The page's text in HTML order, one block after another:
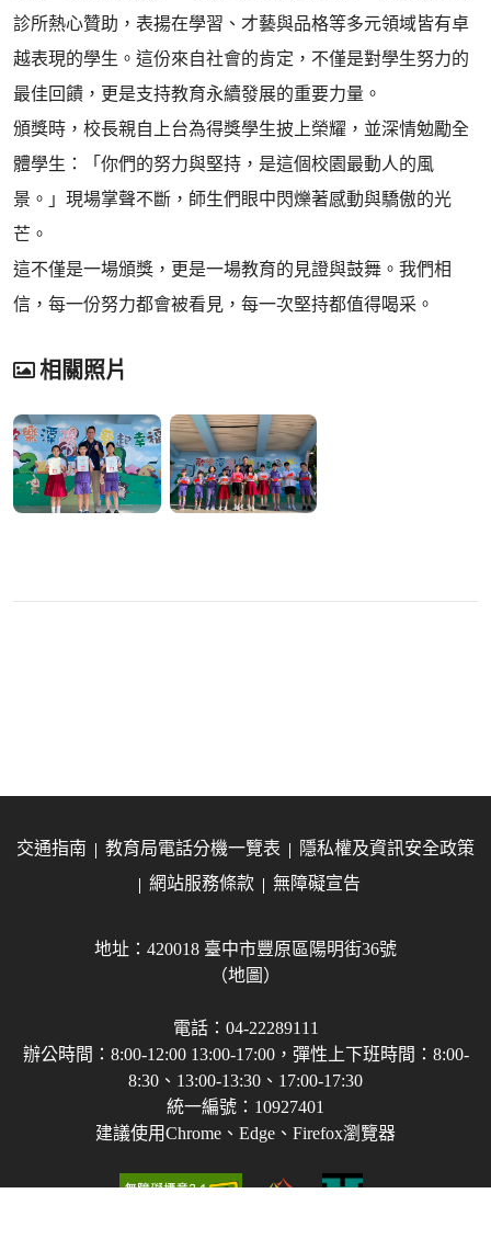
診所熱心贊助，表揚在學習、才藝與品格等多元領域皆有卓
越表現的學生。這份來自社會的肯定，不僅是對學生努力的
最佳回饋，更是支持教育永續發展的重要力量。
頒獎時，校長親自上台為得獎學生披上榮耀，並深情勉勵全
體學生：「你們的努力與堅持，是這個校園最動人的風
景。」現場掌聲不斷，師生們眼中閃爍著感動與驕傲的光
芒。
這不僅是一場頒獎，更是一場教育的見證與鼓舞。我們相
信，每一份努力都會被看見，每一次堅持都值得喝采。
相關照片
交通指南 教育局電話分機一覽表
隱私權及資訊安全政策
網站服務條款
無障礙宣告
地址：420018 臺中市豐原區陽明街36號
（地圖）
電話：04-22289111
辦公時間：8:00-12:00 13:00-17:00，彈性上下班時間：8:00-
8:30、13:00-13:30、17:00-17:30
統一編號：10927401
建議使用Chrome、Edge、Firefox瀏覽器